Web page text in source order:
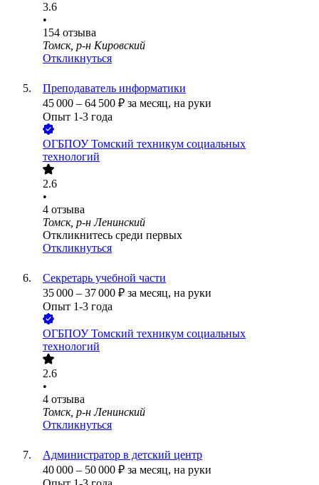
3.6
•
154 отзыва
Томск, р-н Кировский
Откликнуться
Преподаватель информатики
45 000 – 64 500 ₽ за месяц, на руки
Опыт 1-3 года
ОГБПОУ Томский техникум социальных
технологий
2.6
•
4 отзыва
Томск, р-н Ленинский
Откликнитесь среди первых
Откликнуться
Секретарь учебной части
35 000 – 37 000 ₽ за месяц, на руки
Опыт 1-3 года
ОГБПОУ Томский техникум социальных
технологий
2.6
•
4 отзыва
Томск, р-н Ленинский
Откликнуться
Администратор в детский центр
40 000 – 50 000 ₽ за месяц, на руки